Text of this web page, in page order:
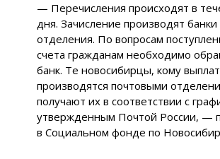
— Перечисления происходят в
дня. Зачисление производят
отделения. По вопросам
счета гражданам необходимо
банк. Те новосибирцы, кому
производятся почтовыми
получают их в соответствии с
утвержденным Почтой России, —
в Социальном фонде по